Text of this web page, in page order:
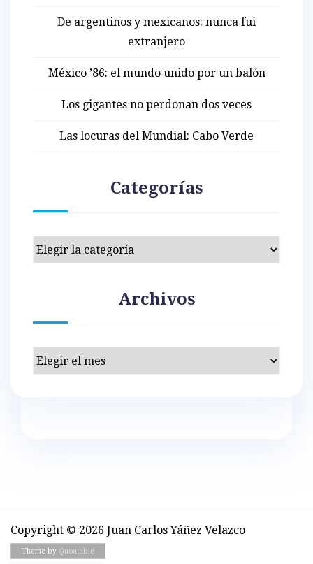
De argentinos y mexicanos: nunca fui
extranjero
México ’86: el mundo unido por un balón
Los gigantes no perdonan dos veces
Las locuras del Mundial: Cabo Verde
Categorías
Categorías
Archivos
Archivos
Copyright © 2026 Juan Carlos Yáñez Velazco
Theme by Quoatable